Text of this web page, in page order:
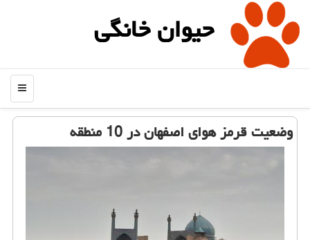
حیوان خانگی
منو
وضعیت قرمز هوای اصفهان در 10 منطقه